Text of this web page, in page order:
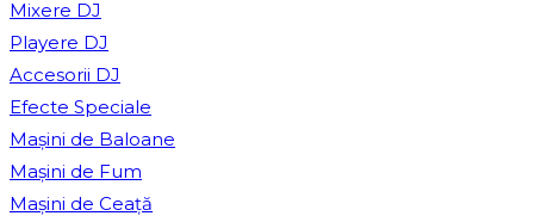
Mixere DJ
Playere DJ
Accesorii DJ
Efecte Speciale
Mașini de Baloane
Mașini de Fum
Mașini de Ceață